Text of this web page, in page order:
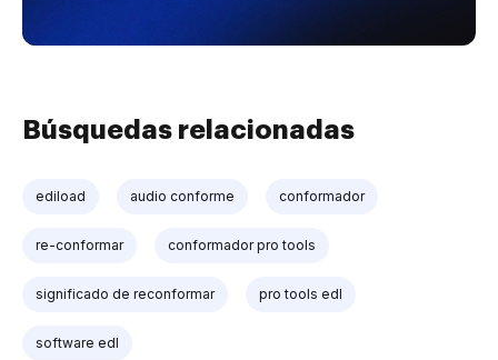
Búsquedas relacionadas
ediload audio conforme conformador
re-conformar conformador pro tools
significado de reconformar pro tools edl
software edl